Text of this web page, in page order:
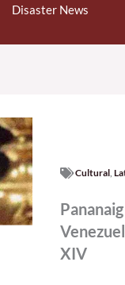
Disaster News
Cultural,
XIV